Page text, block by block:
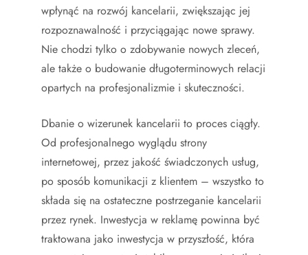
wpłynąć na rozwój kancelarii, zwiększając jej
rozpoznawalność i przyciągając nowe sprawy.
Nie chodzi tylko o zdobywanie nowych zleceń,
ale także o budowanie długoterminowych relacji
opartych na profesjonalizmie i skuteczności.
Dbanie o wizerunek kancelarii to proces ciągły.
Od profesjonalnego wyglądu strony
internetowej, przez jakość świadczonych usług,
po sposób komunikacji z klientem – wszystko to
składa się na ostateczne postrzeganie kancelarii
przez rynek. Inwestycja w reklamę powinna być
traktowana jako inwestycja w przyszłość, która